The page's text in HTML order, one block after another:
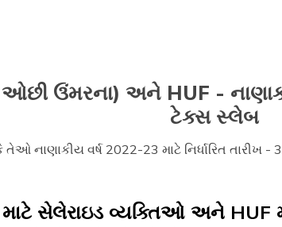
ઓછી ઉંમરના) અને HUF -
ટેક્સ સ્લેબ
નાણાકીય વર્ષ 2022-23 માટે નિર્ધારિત તારીખ
માટે સેલેરાઇડ વ્યક્તિઓ અને